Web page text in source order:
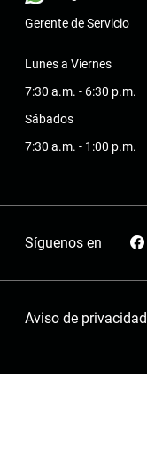
Gerente de Servicio
Lunes a Viernes
7:30 a.m. - 6:30 p.m.
Sábados
7:30 a.m. - 1:00 p.m.
Síguenos en
Aviso de privacidad